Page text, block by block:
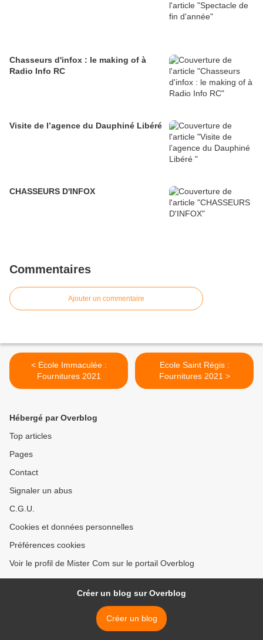
Chasseurs d'infox : le making of à
Radio Info RC
Visite de l’agence du Dauphiné Libéré
CHASSEURS D'INFOX
Commentaires
Ajouter un commentaire
< Ecole Immaculée :
Fournitures 2021
Ecole Saint Régis :
Fournitures 2021 >
Hébergé par Overblog
Top articles
Pages
Contact
Signaler un abus
C.G.U.
Cookies et données personnelles
Préférences cookies
Voir le profil de Mister Com sur le portail Overblog
Créer un blog sur Overblog
Créer un blog